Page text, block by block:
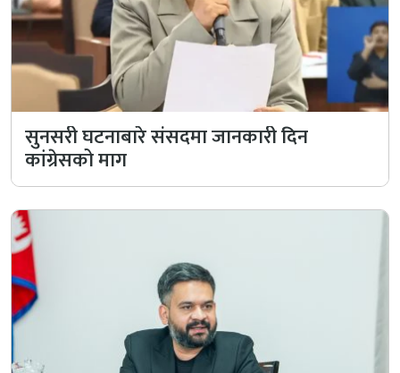
सुनसरी घटनाबारे संसदमा जानकारी दिन
कांग्रेसको माग